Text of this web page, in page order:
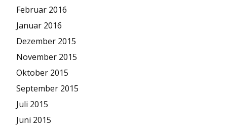
Februar 2016
Januar 2016
Dezember 2015
November 2015
Oktober 2015
September 2015
Juli 2015
Juni 2015